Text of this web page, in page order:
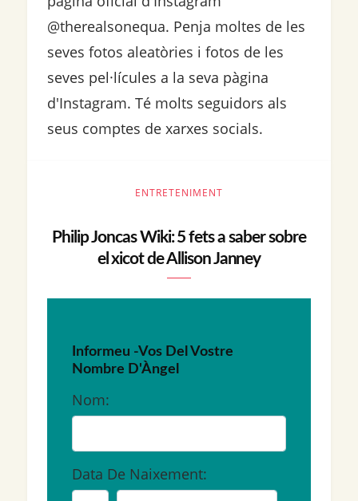
@therealsonequa. Penja moltes de les
seves fotos aleatòries i fotos de les
seves pel·lícules a la seva pàgina
d'Instagram. Té molts seguidors als
seus comptes de xarxes socials.
ENTRETENIMENT
Philip Joncas Wiki: 5 fets a saber sobre
el xicot de Allison Janney
Informeu -Vos Del Vostre
Nombre D'Àngel
Nom:
Data De Naixement: